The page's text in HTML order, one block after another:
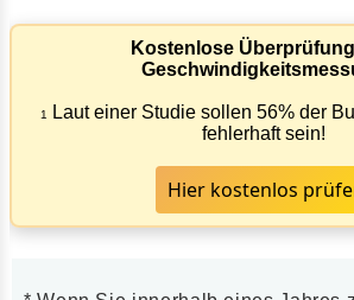
Kostenlose
1
Laut einer Studie sollen 56% der
fehlerhaft sein!
Hier kostenlos